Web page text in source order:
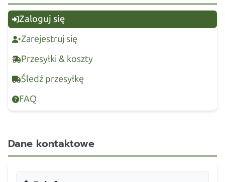
Zaloguj się
Zarejestruj się
Przesyłki & koszty
Śledź przesyłkę
FAQ
Dane kontaktowe